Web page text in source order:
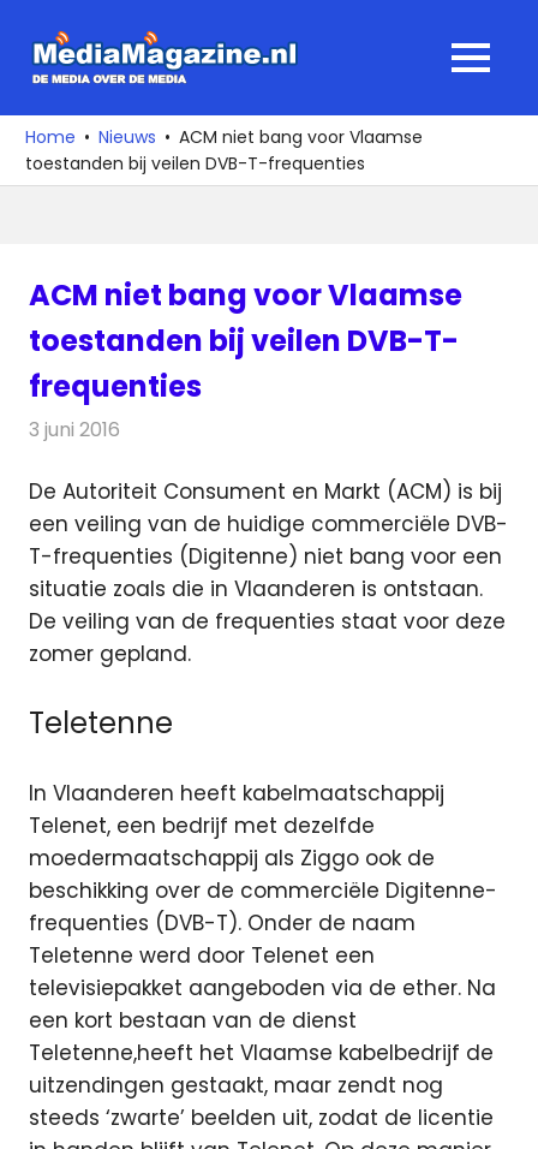
naar
media
over
de
MENU
Home Nieuws
ACM niet bang voor Vlaamse
toestanden bij veilen DVB-T-frequenties
ACM niet bang voor Vlaamse
toestanden bij veilen DVB-T-
frequenties
3 juni 2016
De Autoriteit Consument en Markt (ACM) is bij
een veiling van de huidige commerciële DVB-
T-frequenties (Digitenne) niet bang voor een
situatie zoals die in Vlaanderen is ontstaan.
De veiling van de frequenties staat voor deze
zomer gepland.
Teletenne
In Vlaanderen heeft kabelmaatschappij
Telenet, een bedrijf met dezelfde
moedermaatschappij als Ziggo ook de
beschikking over de commerciële Digitenne-
frequenties (DVB-T). Onder de naam
Teletenne werd door Telenet een
televisiepakket aangeboden via de ether. Na
een kort bestaan van de dienst
Teletenne,heeft het Vlaamse kabelbedrijf de
uitzendingen gestaakt, maar zendt nog
steeds ‘zwarte’ beelden uit, zodat de licentie